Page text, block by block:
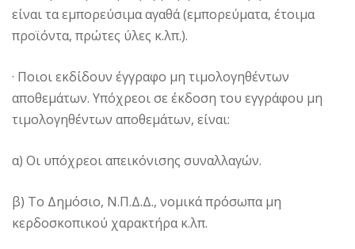
είναι τα εμπορεύσιμα αγαθά (εμπορεύματα, έτοιμα
προϊόντα, πρώτες ύλες κ.λπ.).
· Ποιοι εκδίδουν έγγραφο μη τιμολογηθέντων
αποθεμάτων. Υπόχρεοι σε έκδοση του εγγράφου μη
τιμολογηθέντων αποθεμάτων, είναι:
α) Οι υπόχρεοι απεικόνισης συναλλαγών.
β) Το Δημόσιο, Ν.Π.Δ.Δ., νομικά πρόσωπα μη
κερδοσκοπικού χαρακτήρα κ.λπ.